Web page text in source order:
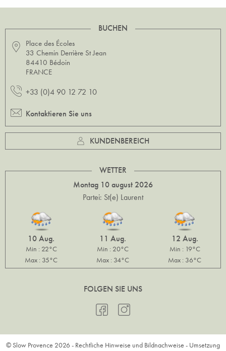
BUCHEN
Place des Écoles
33 Chemin Derrière St Jean
84410 Bédoin
FRANCE
+33 (0)4 90 12 72 10
Kontaktieren Sie uns
KUNDENBEREICH
WETTER
Montag 10 august 2026
Partei: St(e) Laurent
10 Aug.
Min : 22°C
Max : 35°C
11 Aug.
Min : 20°C
Max : 34°C
12 Aug.
Min : 19°C
Max : 36°C
FOLGEN SIE UNS
© Slow Provence 2026 - Rechtliche Hinweise und Bildnachweise - Umsetzung